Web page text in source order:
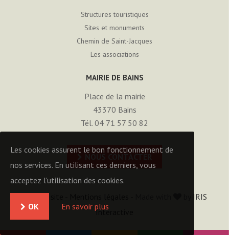
Structures touristiques
Sites et monuments
Chemin de Saint-Jacques
Les associations
MAIRIE DE BAINS
Place de la mairie
43370 Bains
Tél. 04 71 57 50 82
Plan du site
IRIS
Interactive
Les cookies assurent le bon fonctionnement de
nos services. En utilisant ces derniers, vous
acceptez l'utilisation des cookies.
OK En savoir plus